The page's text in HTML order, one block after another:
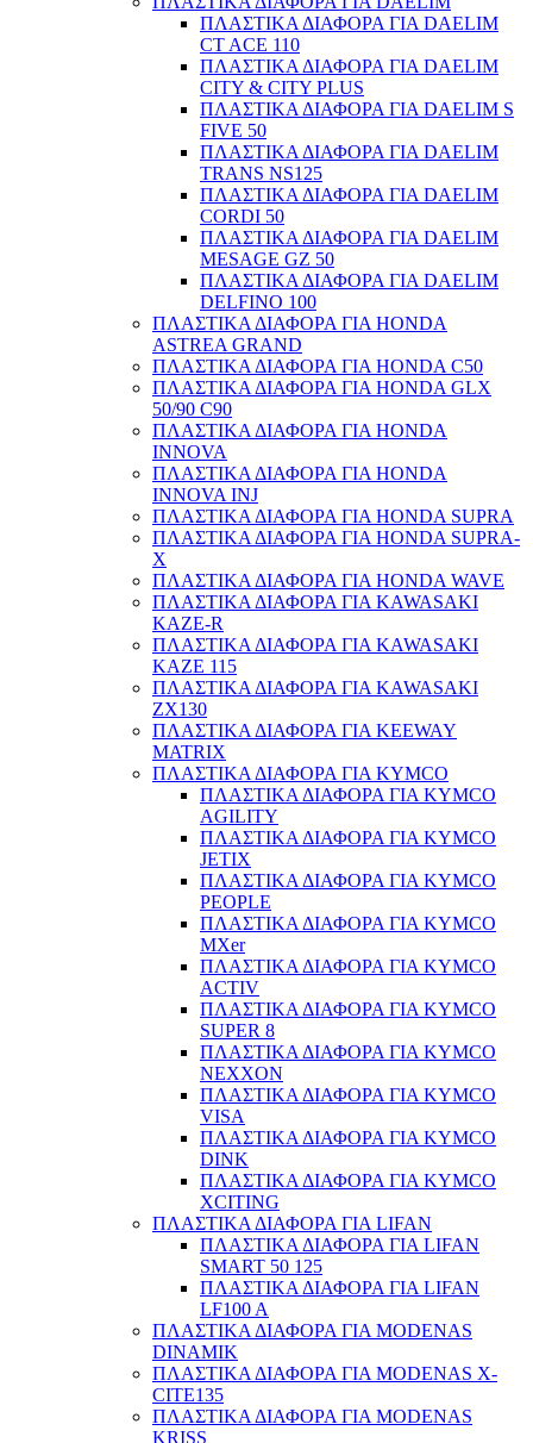
ΠΛΑΣΤΙΚΑ ΔΙΑΦΟΡΑ ΓΙΑ DAELIM
CT ACE 110
ΠΛΑΣΤΙΚΑ ΔΙΑΦΟΡΑ ΓΙΑ DAELIM
CITY & CITY PLUS
ΠΛΑΣΤΙΚΑ ΔΙΑΦΟΡΑ ΓΙΑ DAELIM S
FIVE 50
ΠΛΑΣΤΙΚΑ ΔΙΑΦΟΡΑ ΓΙΑ DAELIM
TRANS NS125
ΠΛΑΣΤΙΚΑ ΔΙΑΦΟΡΑ ΓΙΑ DAELIM
CORDI 50
ΠΛΑΣΤΙΚΑ ΔΙΑΦΟΡΑ ΓΙΑ DAELIM
MESAGE GZ 50
ΠΛΑΣΤΙΚΑ ΔΙΑΦΟΡΑ ΓΙΑ DAELIM
DELFINO 100
ΠΛΑΣΤΙΚΑ ΔΙΑΦΟΡΑ ΓΙΑ HONDA
ASTREA GRAND
ΠΛΑΣΤΙΚΑ ΔΙΑΦΟΡΑ ΓΙΑ HONDA C50
ΠΛΑΣΤΙΚΑ ΔΙΑΦΟΡΑ ΓΙΑ HONDA GLX
50/90 C90
ΠΛΑΣΤΙΚΑ ΔΙΑΦΟΡΑ ΓΙΑ HONDA
INNOVA
ΠΛΑΣΤΙΚΑ ΔΙΑΦΟΡΑ ΓΙΑ HONDA
INNOVA INJ
ΠΛΑΣΤΙΚΑ ΔΙΑΦΟΡΑ ΓΙΑ HONDA SUPRA
ΠΛΑΣΤΙΚΑ ΔΙΑΦΟΡΑ ΓΙΑ HONDA SUPRA-
X
ΠΛΑΣΤΙΚΑ ΔΙΑΦΟΡΑ ΓΙΑ HONDA WAVE
ΠΛΑΣΤΙΚΑ ΔΙΑΦΟΡΑ ΓΙΑ KAWASAKI
KAZE-R
ΠΛΑΣΤΙΚΑ ΔΙΑΦΟΡΑ ΓΙΑ KAWASAKI
KAZE 115
ΠΛΑΣΤΙΚΑ ΔΙΑΦΟΡΑ ΓΙΑ KAWASAKI
ΖΧ130
ΠΛΑΣΤΙΚΑ ΔΙΑΦΟΡΑ ΓΙΑ KEEWAY
MATRIX
ΠΛΑΣΤΙΚΑ ΔΙΑΦΟΡΑ ΓΙΑ KYMCO
ΠΛΑΣΤΙΚΑ ΔΙΑΦΟΡΑ ΓΙΑ KYMCO
AGILITY
ΠΛΑΣΤΙΚΑ ΔΙΑΦΟΡΑ ΓΙΑ KYMCO
JETIX
ΠΛΑΣΤΙΚΑ ΔΙΑΦΟΡΑ ΓΙΑ KYMCO
PEOPLE
ΠΛΑΣΤΙΚΑ ΔΙΑΦΟΡΑ ΓΙΑ KYMCO
MXer
ΠΛΑΣΤΙΚΑ ΔΙΑΦΟΡΑ ΓΙΑ KYMCO
ACTIV
ΠΛΑΣΤΙΚΑ ΔΙΑΦΟΡΑ ΓΙΑ KYMCO
SUPER 8
ΠΛΑΣΤΙΚΑ ΔΙΑΦΟΡΑ ΓΙΑ KYMCO
NEXXON
ΠΛΑΣΤΙΚΑ ΔΙΑΦΟΡΑ ΓΙΑ KYMCO
VISA
ΠΛΑΣΤΙΚΑ ΔΙΑΦΟΡΑ ΓΙΑ KYMCO
DINK
ΠΛΑΣΤΙΚΑ ΔΙΑΦΟΡΑ ΓΙΑ KYMCO
XCITING
ΠΛΑΣΤΙΚΑ ΔΙΑΦΟΡΑ ΓΙΑ LIFAN
ΠΛΑΣΤΙΚΑ ΔΙΑΦΟΡΑ ΓΙΑ LIFAN
SMART 50 125
ΠΛΑΣΤΙΚΑ ΔΙΑΦΟΡΑ ΓΙΑ LIFAN
LF100 A
ΠΛΑΣΤΙΚΑ ΔΙΑΦΟΡΑ ΓΙΑ MODENAS
DINAMIK
ΠΛΑΣΤΙΚΑ ΔΙΑΦΟΡΑ ΓΙΑ MODENAS X-
CITE135
ΠΛΑΣΤΙΚΑ ΔΙΑΦΟΡΑ ΓΙΑ MODENAS
KRISS